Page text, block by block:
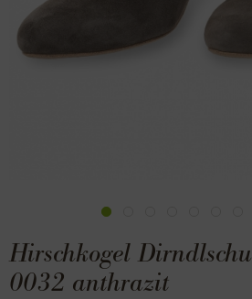
Hirschkogel
0032 anthrazit